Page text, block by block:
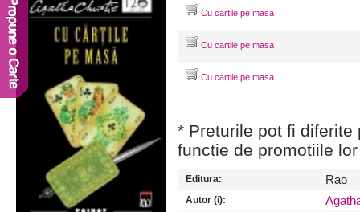
Cu cartile pe masa
Cu cartile pe masa
Cu cartile pe masa
* Preturile pot fi
functie de promotiile
Editura: Rao
Autor (i):